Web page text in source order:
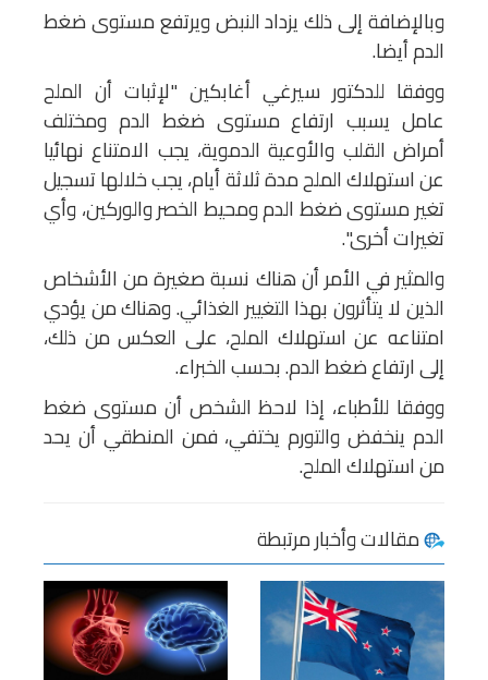
وبالإضافة إلى ذلك يزداد النبض ويرتفع مستوى ضغط
الدم أيضا.
ووفقا للدكتور سيرغي أغابكين "لإثبات أن الملح
عامل يسبب ارتفاع مستوى ضغط الدم ومختلف
أمراض القلب والأوعية الدموية، يجب الامتناع نهائيا
عن استهلاك الملح مدة ثلاثة أيام، يجب خلالها تسجيل
تغير مستوى ضغط الدم ومحيط الخصر والوركين، وأي
تغيرات أخرى".
والمثير في الأمر أن هناك نسبة صغيرة من الأشخاص
الذين لا يتأثرون بهذا التغيير الغذائي. وهناك من يؤدي
امتناعه عن استهلاك الملح، على العكس من ذلك،
إلى ارتفاع ضغط الدم. بحسب الخبراء.
ووفقا للأطباء، إذا لاحظ الشخص أن مستوى ضغط
الدم ينخفض والتورم يختفي، فمن المنطقي أن يحد
من استهلاك الملح.
مقالات وأخبار مرتبطة